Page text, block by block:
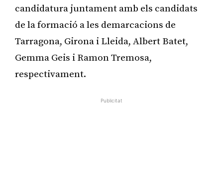
candidatura juntament amb els candidats
de la formació a les demarcacions de
Tarragona, Girona i Lleida, Albert Batet,
Gemma Geis i Ramon Tremosa,
respectivament.
Publicitat